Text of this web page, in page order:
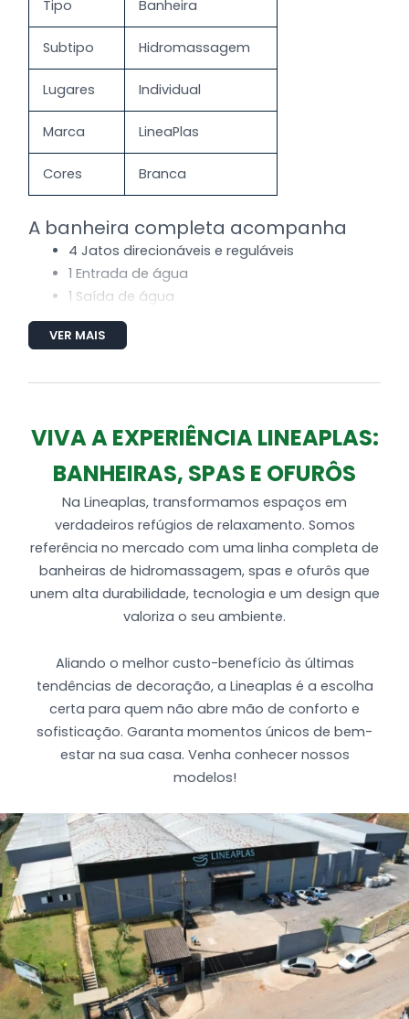
Tipo Banheira
Subtipo Hidromassagem
Lugares Individual
Marca LineaPlas
Cores Branca
A banheira completa acompanha
4 Jatos direcionáveis e reguláveis
1 Entrada de água
1 Saída de água
1 Sucção
2 Entrada de ar (Arejador)
1 MotoBomba de 1/2 cv auto-drenante
vidro (Espessura de 4,5 a 5mm)
VER MAIS
VIVA A EXPERIÊNCIA LINEAPLAS:
BANHEIRAS, SPAS E OFURÔS
Na Lineaplas, transformamos espaços em
verdadeiros refúgios de relaxamento. Somos
referência no mercado com uma linha completa de
banheiras de hidromassagem, spas e ofurôs que
unem alta durabilidade, tecnologia e um design que
valoriza o seu ambiente.
Aliando o melhor custo-benefício às últimas
tendências de decoração, a Lineaplas é a escolha
certa para quem não abre mão de conforto e
sofisticação. Garanta momentos únicos de bem-
estar na sua casa. Venha conhecer nossos
modelos!